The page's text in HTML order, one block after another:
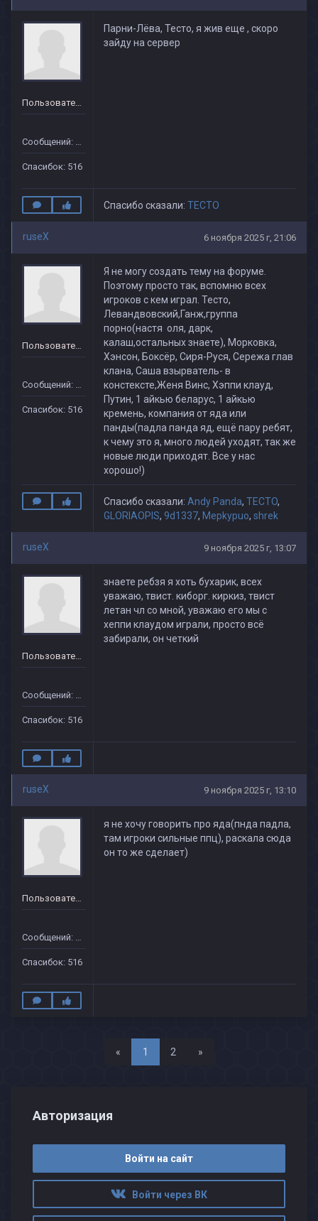
Пользователь
Сообщений: 151
Спасибок: 516
Парни-Лёва, Тесто, я жив еще , скоро
зайду на сервер
Спасибо сказали: TECTO
ruseX 6 ноября 2025 г, 21:06
Пользователь
Сообщений: 151
Спасибок: 516
Я не могу создать тему на форуме.
Поэтому просто так, вспомню всех
игроков с кем играл. Тесто,
Левандвовский,Ганж,группа
порно(настя оля, дарк,
калаш,остальных знаете), Морковка,
Хэнсон, Боксёр, Сиря-Руся, Сережа глав
клана, Саша взырватель- в
констексте,Женя Винс, Хэппи клауд,
Путин, 1 айкью беларус, 1 айкью
кремень, компания от яда или
панды(падла панда яд, ещё пару ребят,
к чему это я, много людей уходят, так же
новые люди приходят. Все у нас
хорошо!)
Спасибо сказали: Andy Panda, TECTO,
GLORIAOPIS, 9d1337, Mepkypuo, shrek
ruseX 9 ноября 2025 г, 13:07
Пользователь
Сообщений: 151
Спасибок: 516
знаете ребзя я хоть бухарик, всех
уважаю, твист. киборг. киркиз, твист
летан чл со мной, уважаю его мы с
хеппи клаудом играли, просто всё
забирали, он четкий
ruseX 9 ноября 2025 г, 13:10
Пользователь
Сообщений: 151
Спасибок: 516
я не хочу говорить про яда(пнда падла,
там игроки сильные ппц), раскала сюда
он то же сделает)
«Назад
1 2 »Вперед
Авторизация
Войти на сайт
Войти через ВК